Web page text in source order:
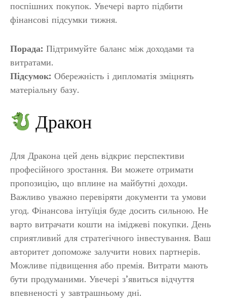
поспішних покупок. Увечері варто підбити
фінансові підсумки тижня.
Порада: Підтримуйте баланс між доходами та
витратами.
Підсумок: Обережність і дипломатія зміцнять
матеріальну базу.
Дракон
Для Дракона цей день відкриє перспективи
професійного зростання. Ви можете отримати
пропозицію, що вплине на майбутні доходи.
Важливо уважно перевіряти документи та умови
угод. Фінансова інтуїція буде досить сильною. Не
варто витрачати кошти на іміджеві покупки. День
сприятливий для стратегічного інвестування. Ваш
авторитет допоможе залучити нових партнерів.
Можливе підвищення або премія. Витрати мають
бути продуманими. Увечері з’явиться відчуття
впевненості у завтрашньому дні.